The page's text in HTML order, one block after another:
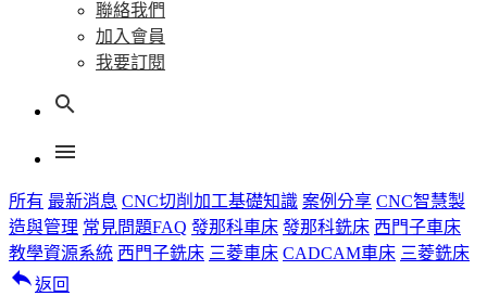
聯絡我們
加入會員
我要訂閱
search
menu
所有 最新消息 CNC切削加工基礎知識 案例分享 CNC智慧製
造與管理 常見問題FAQ 發那科車床 發那科銑床 西門子車床
教學資源系統 西門子銑床 三菱車床 CADCAM車床 三菱銑床
reply返回